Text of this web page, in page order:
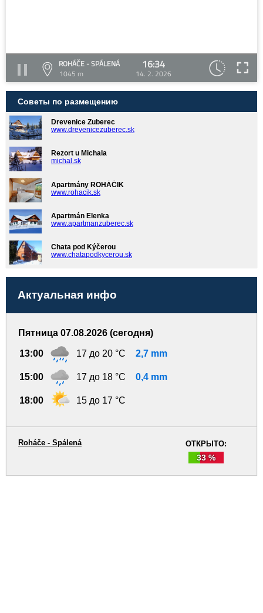
ROHÁČE - SPÁLENÁ
1045 m
16:34
14. 2. 2026
Советы по размещению
Drevenice Zuberec
www.drevenicezuberec.sk
Rezort u Michala
michal.sk
Apartmány ROHÁČIK
www.rohacik.sk
Apartmán Elenka
www.apartmanzuberec.sk
Chata pod Kýčerou
www.chatapodkycerou.sk
Актуальная инфо
Пятница 07.08.2026 (сегодня)
13:00 17 до 20 °C 2,7 mm
15:00 17 до 18 °C 0,4 mm
18:00 15 до 17 °C
ОТКРЫТО:
33 %
Roháče - Spálená